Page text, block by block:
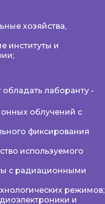
хозяйства,
институты и
лаборанту -
облучений с
фиксирования
используемого
с радиационными
режимов;
и